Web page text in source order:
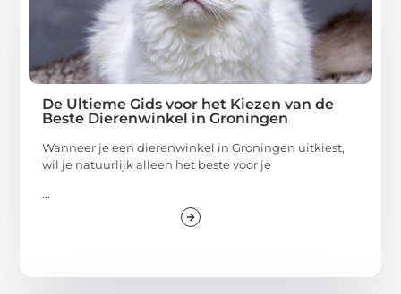
De Ultieme Gids voor het Kiezen van de
Beste Dierenwinkel in Groningen
Wanneer je een dierenwinkel in Groningen uitkiest,
wil je natuurlijk alleen het beste voor je
...